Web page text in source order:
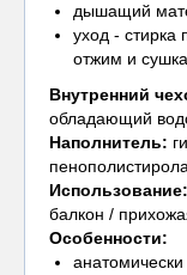
дышащий
уход - стирка
отжим и
Внутренний
обладающий
Наполнитель:
пенополистирола.
Использование:
балкон /
Особенности: